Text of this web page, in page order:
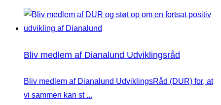
Bliv medlem af Dianalund Udviklingsråd
Bliv medlem af Dianalund UdviklingsRåd (DUR) for, at
vi sammen kan st ...